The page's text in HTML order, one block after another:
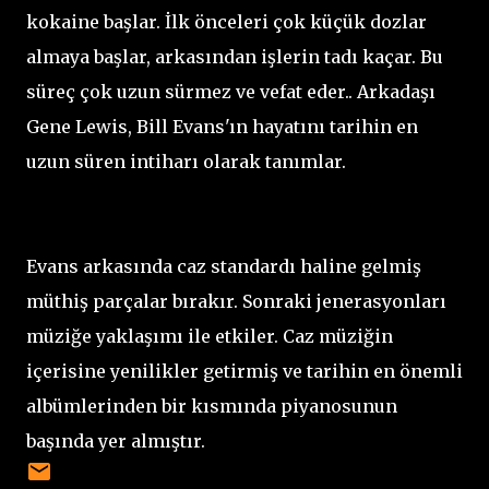
kokaine başlar. İlk önceleri çok küçük dozlar
almaya başlar, arkasından işlerin tadı kaçar. Bu
süreç çok uzun sürmez ve vefat eder.. Arkadaşı
Gene Lewis, Bill Evans'ın hayatını tarihin en
uzun süren intiharı olarak tanımlar.
Evans arkasında caz standardı haline gelmiş
müthiş parçalar bırakır. Sonraki jenerasyonları
müziğe yaklaşımı ile etkiler. Caz müziğin
içerisine yenilikler getirmiş ve tarihin en önemli
albümlerinden bir kısmında piyanosunun
başında yer almıştır.